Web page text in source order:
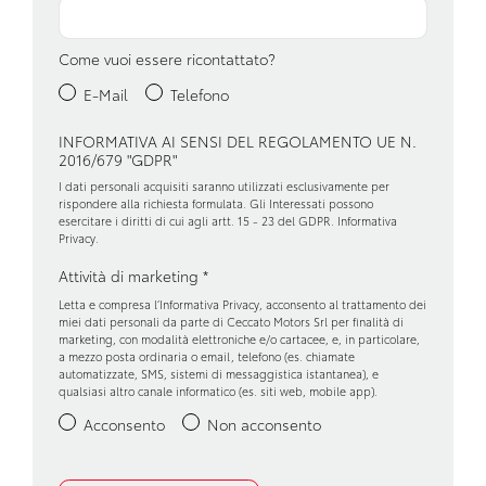
Predisposizioni
Retrovisore interno anabbagliante
Ruota di scorta
Sedili abbattibili
Sedili anteriori regolabili
Sensori di pioggia
Sensori parcheggio posteriori
Finiture interne arancioni e cromo satinate
Firma luminosa y-shape a led
Kit di riparazione pneumatici
Limitatore di velocità
Maniglie portiere esterne in tinta carrozzeria
Media display (schermo 8, prese aux/ usb, bluetooth e
smartphone replication con cavo)
Panchetta ribaltabile e frazionabile 1/3-2/3
Paraurti in tinta carrozzeria
Come vuoi essere ricontattato?
E-Mail
Telefono
INFORMATIVA AI SENSI DEL REGOLAMENTO UE N.
2016/679 "GDPR"
I dati personali acquisiti saranno utilizzati esclusivamente per
rispondere alla richiesta formulata. Gli Interessati possono
esercitare i diritti di cui agli artt. 15 - 23 del GDPR. Informativa
Privacy
Attività di marketing *
Letta e compresa l’Informativa Privacy , acconsento al trattamento dei
miei dati personali da parte di Ceccato Motors Srl per finalità di
marketing, con modalità elettroniche e/o cartacee, e, in particolare,
a mezzo posta ordinaria o email, telefono (es. chiamate
automatizzate, SMS, sistemi di messaggistica istantanea), e
qualsiasi altro canale informatico (es. siti web, mobile app).
Acconsento Non acconsento